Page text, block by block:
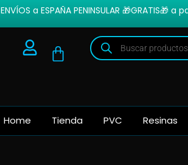
ENVÍOS a ESPAÑA PENINSULAR 🎁GRATIS🎁
Home Tienda PVC Resinas